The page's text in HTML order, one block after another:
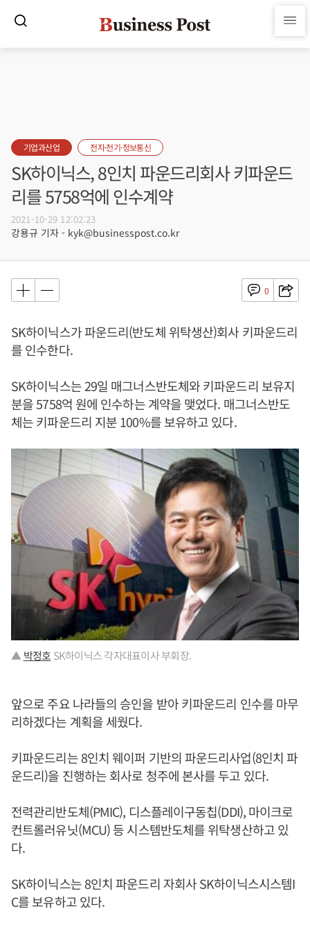
기업과산업 전자·전기·정보통신
SK하이닉스, 8인치 파운드리회사 키파운드
리를 5758억에 인수계약
2021-10-29 12:02:23
강용규 기자 - kyk@businesspost.co.kr
0
SK하이닉스가 파운드리(반도체 위탁생산)회사 키파운드리
를 인수한다.
SK하이닉스는 29일 매그너스반도체와 키파운드리 보유지
분을 5758억 원에 인수하는 계약을 맺었다. 매그너스반도
체는 키파운드리 지분 100%를 보유하고 있다.
▲박정호 SK하이닉스 각자대표이사 부회장.
앞으로 주요 나라들의 승인을 받아 키파운드리 인수를 마무
리하겠다는 계획을 세웠다.
키파운드리는 8인치 웨이퍼 기반의 파운드리사업(8인치 파
운드리)을 진행하는 회사로 청주에 본사를 두고 있다.
전력관리반도체(PMIC), 디스플레이구동칩(DDI), 마이크로
컨트롤러유닛(MCU) 등 시스템반도체를 위탁생산하고 있
다.
SK하이닉스는 8인치 파운드리 자회사 SK하이닉스시스템I
C를 보유하고 있다.